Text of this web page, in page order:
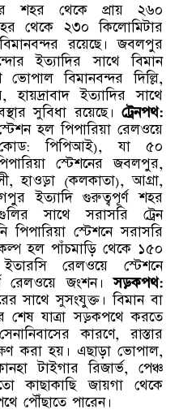
শহর থেকে প্রায় ২৬০
থেকে ২৩০ কিলোমিটার
রয়েছে। জবলপুর
ইত্যাদির সাথে বিমান
ভোপাল বিমানবন্দর দিল্লি,
ইত্যাদির সাথে
সুবিধা রয়েছে। ট্রেনপথ:
হল পিপারিয়া রেলওয়ে
পিপিআই), যা ৫০
স্টেশনের জবলপুর,
হাওড়া (কলকাতা), আগ্রা,
ইত্যাদি গুরুত্বপূর্ণ শহর
সাথে সরাসরি ট্রেন
স্টেশনে সরাসরি
হল পাঁচমাড়ি থেকে ১৫০
রেলওয়ে স্টেশনে
রেলওয়ে জংশন।সড়কপথ:
সাথে সুসংযুক্ত। বিমান বা
শেষ যাত্রা সড়কপথে করতে
কারণে, রাস্তার
করা হয়। এছাড়া ভোপাল,
টাইগার রিজার্ভ, পেঞ্চ
কাছাকাছি জায়গা থেকে
পৌঁছাতে পারেন।